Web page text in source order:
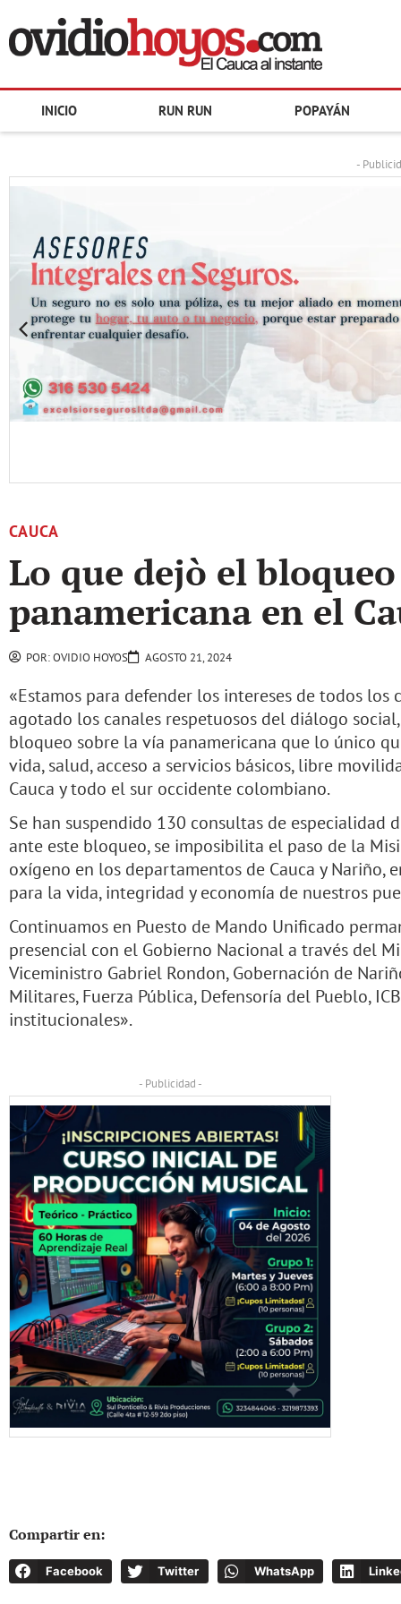
INICIO RUN RUN POPAYÁN
-
CAUCA
Lo que dejò el
panamericana en el
POR:OVIDIO HOYOS AGOSTO 21, 2024
«Estamos para defender los intereses de todos los
agotado los canales respetuosos del diálogo
bloqueo sobre la vía panamericana que lo único
vida, salud, acceso a servicios básicos, libre
Cauca y todo el sur occidente colombiano.
Se han suspendido 130 consultas de especialidad
ante este bloqueo, se imposibilita el paso de la
oxígeno en los departamentos de Cauca y Nariño,
para la vida, integridad y economía de nuestros
Continuamos en Puesto de Mando Unificado
presencial con el Gobierno Nacional a través del
Viceministro Gabriel Rondon, Gobernación de
Militares, Fuerza Pública, Defensoría del Pueblo,
institucionales».
- Publicidad -
Compartir en:
Facebook Twitter WhatsApp